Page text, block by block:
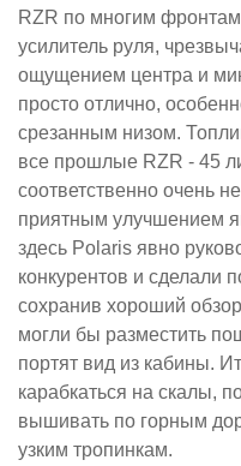
RZR по многим
усилитель руля,
ощущением центра и
просто отлично,
срезанным низом.
все прошлые RZR - 45
соответственно очень
приятным улучшением
здесь Polaris явно
конкурентов и сделали
сохранив хороший
могли бы разместить
портят вид из кабины.
карабкаться на скалы,
вышивать по горным
узким тропинкам.